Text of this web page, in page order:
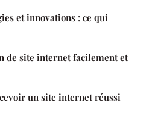
et innovations : ce qui
de site internet facilement et
un site internet réussi